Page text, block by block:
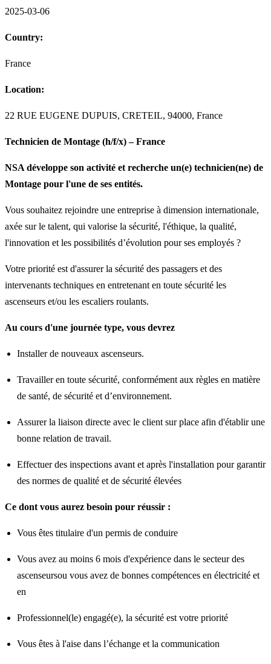
2025-03-06
Country:
France
Location:
22 RUE EUGENE DUPUIS, CRETEIL, 94000, France
Technicien de Montage (h/f/x)– France
NSA développe son activité et recherche un(e) technicien(ne) de
Montage pour l'une de ses entités.
Vous souhaitez rejoindre une entreprise à dimension internationale,
axée sur le talent, qui valorise la sécurité, l'éthique, la qualité,
l'innovation et les possibilités d’évolution pour ses employés ?
Votre priorité est d'assurer la sécurité des passagers et des
intervenants techniques en entretenant en toute sécurité les
ascenseurs et/ou les escaliers roulants.
Au cours d'une journée type, vous devrez
Installer de nouveaux ascenseurs.
Travailler en toute sécurité, conformément aux règles en matière
de santé, de sécurité et d’environnement.
Assurer la liaison directe avec le client sur place afin d'établir une
bonne relation de travail.
Effectuer des inspections avant et après l'installation pour garantir
des normes de qualité et de sécurité élevées
Ce dont vous aurez besoin pour réussir :
Vous êtes titulaire d'un permis de conduire
Vous avez au moins 6 mois d'expérience dans le secteur des
ascenseursou vous avez de bonnes compétences en électricité et
en
Professionnel(le) engagé(e), la sécurité est votre priorité
Vous êtes à l'aise dans l’échange et la communication